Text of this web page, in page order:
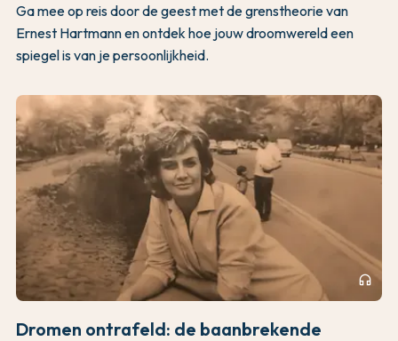
Ga mee op reis door de geest met de grenstheorie van
Ernest Hartmann en ontdek hoe jouw droomwereld een
spiegel is van je persoonlijkheid.
headphones
Dromen ontrafeld: de baanbrekende